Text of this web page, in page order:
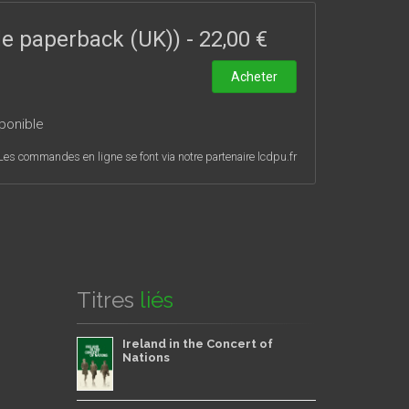
aux travaux du projet européen ERC
paperback (UK)) - 22,00 €
Acheter
commandes en ligne se font via notre partenaire lcdpu.fr
Titres liés
Ireland in the Concert of
Nations